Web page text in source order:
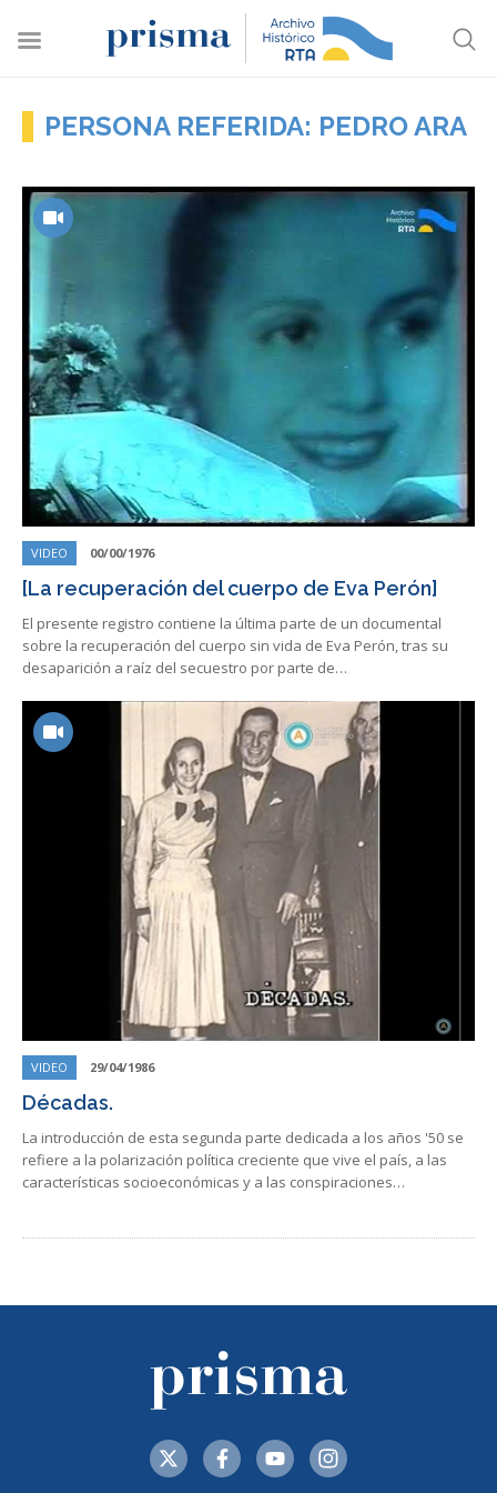
PERSONA REFERIDA: PEDRO ARA
VIDEO 00/00/1976
[La recuperación del cuerpo de Eva Perón]
El presente registro contiene la última parte de un documental
sobre la recuperación del cuerpo sin vida de Eva Perón, tras su
desaparición a raíz del secuestro por parte de…
VIDEO 29/04/1986
Décadas.
La introducción de esta segunda parte dedicada a los años '50 se
refiere a la polarización política creciente que vive el país, a las
características socioeconómicas y a las conspiraciones…